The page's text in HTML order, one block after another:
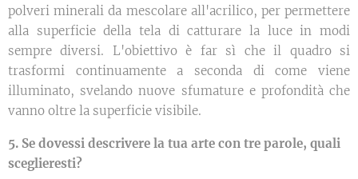
polveri minerali da mescolare all'acrilico, per permettere
alla superficie della tela di catturare la luce in modi
sempre diversi. L'obiettivo è far sì che il quadro si
trasformi continuamente a seconda di come viene
illuminato, svelando nuove sfumature e profondità che
vanno oltre la superficie visibile.
5. Se dovessi descrivere la tua arte con tre parole, quali
sceglieresti?